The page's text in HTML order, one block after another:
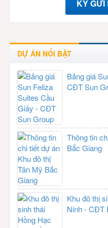
KÝ GỬI
DỰ ÁN NỔI BẬT
Bảng giá
CĐT Sun
Thông tin
Bắc Giang
Khu đô thị
Ninh - CĐT